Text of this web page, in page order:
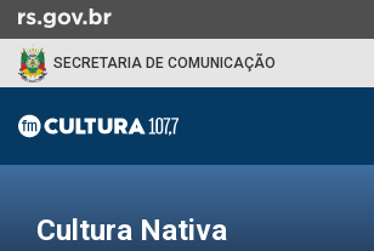
para
menu
SECRETARIA DE COMUNICAÇÃO
conteúdoCultura Nativa